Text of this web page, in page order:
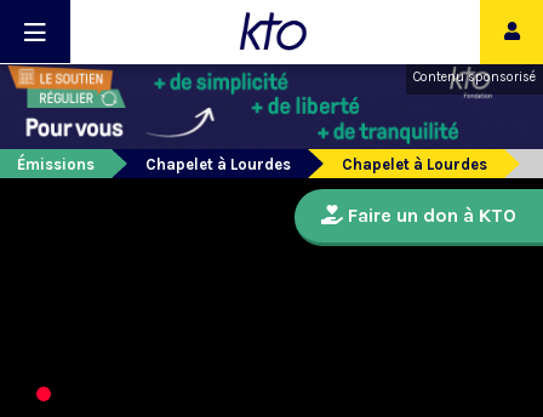
Contenu sponsorisé
Émissions Chapelet à Lourdes Chapelet à Lourdes
Faire un don à KTO